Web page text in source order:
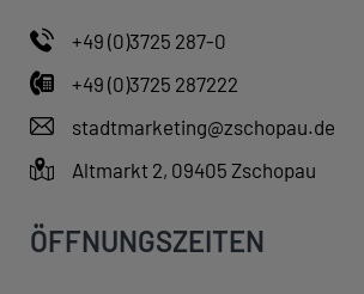
+49 (0)3725 287-0
+49 (0)3725 287222
stadtmarketing@zschopau.de
Altmarkt 2, 09405 Zschopau
ÖFFNUNGSZEITEN